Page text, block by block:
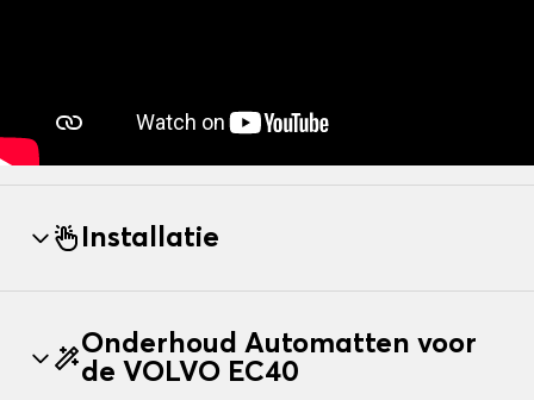
Installatie
Onderhoud Automatten voor
de VOLVO EC40